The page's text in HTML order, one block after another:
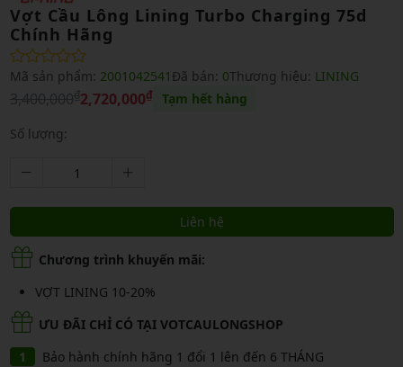
Vợt Cầu Lông Lining Turbo Charging 75d
Chính Hãng
Mã sản phẩm: 2001042541 Đã bán: 0Thương hiệu: LINING
2,720,000₫
3,400,000₫ Tạm hết hàng
Số lượng:
Liên hệ
Chương trình khuyến mãi:
VỢT LINING 10-20%
ƯU ĐÃI CHỈ CÓ TẠI VOTCAULONGSHOP
Bảo hành chính hãng 1 đổi 1 lên đến 6 THÁNG